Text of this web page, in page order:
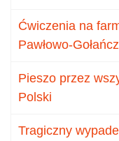
Ćwiczenia na
Pawłowo-Gołańcz
Pieszo przez
Polski
Tragiczny